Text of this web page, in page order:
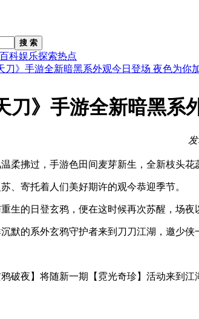
搜 索
百科娱乐探索热点
刀》手游全新暗黑系外观今日登场 夜色为你
刀》手游全新暗黑系
拂过，手游色田间麦芽新生，全新枝头花
寄托着人们美好期许的观今恭迎季节。
的日登玄鸦，便在这时候再次苏醒，场夜
的系外玄鸦守护者来到刀刀江湖，邀少侠
夜】将随新一期【霓光奇珍】活动来到江